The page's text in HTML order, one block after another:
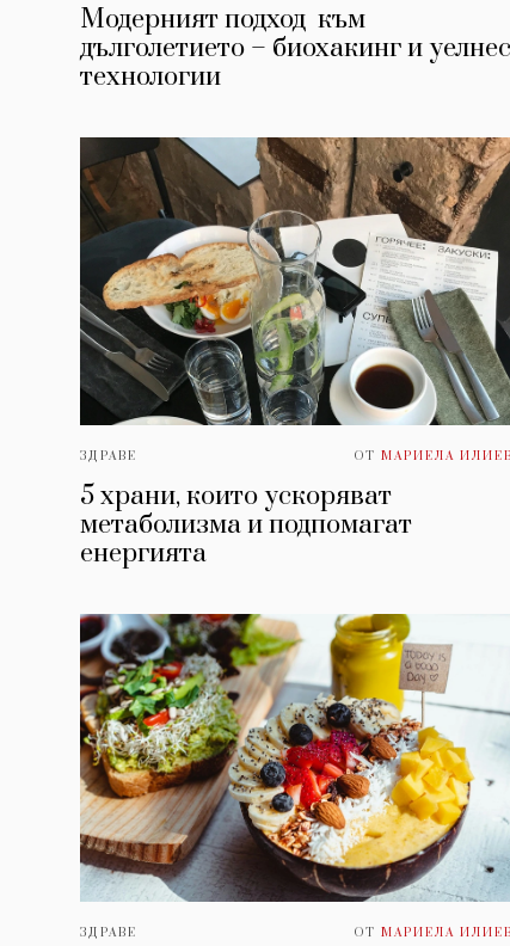
Модерният подход към
дълголетието – биохакинг и уелнес
технологии
ЗДРАВЕ ОТМАРИЕЛА
5 храни, които ускоряват
метаболизма и подпомагат
енергията
ЗДРАВЕ ОТМАРИЕЛА